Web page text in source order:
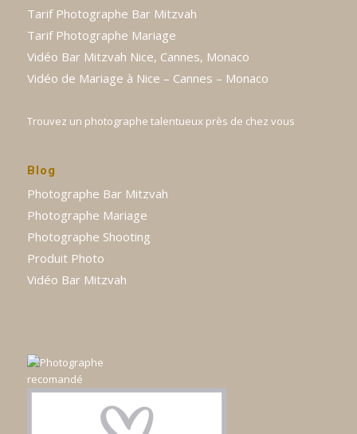
Tarif Photographe Bar Mitzvah
Tarif Photographe Mariage
Vidéo Bar Mitzvah Nice, Cannes, Monaco
Vidéo de Mariage à Nice – Cannes – Monaco
Trouvez un photographe talentueux près de chez vous
Blog
Photographe Bar Mitzvah
Photographe Mariage
Photographe Shooting
Produit Photo
Vidéo Bar Mitzvah